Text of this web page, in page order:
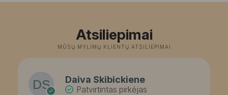
Atsiliepimai
MŪSŲ MYLIMŲ KLIENTŲ ATSILIEPIMAI
Daiva Skibickiene
Patvirtintas pirkėjas